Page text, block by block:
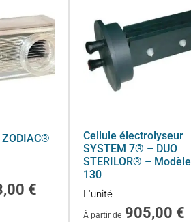
€
Cellule électrolyseur
SYSTEM 7® – DUO
STERILOR® – Modèle
130
L'unité
À partir de 905,00 €